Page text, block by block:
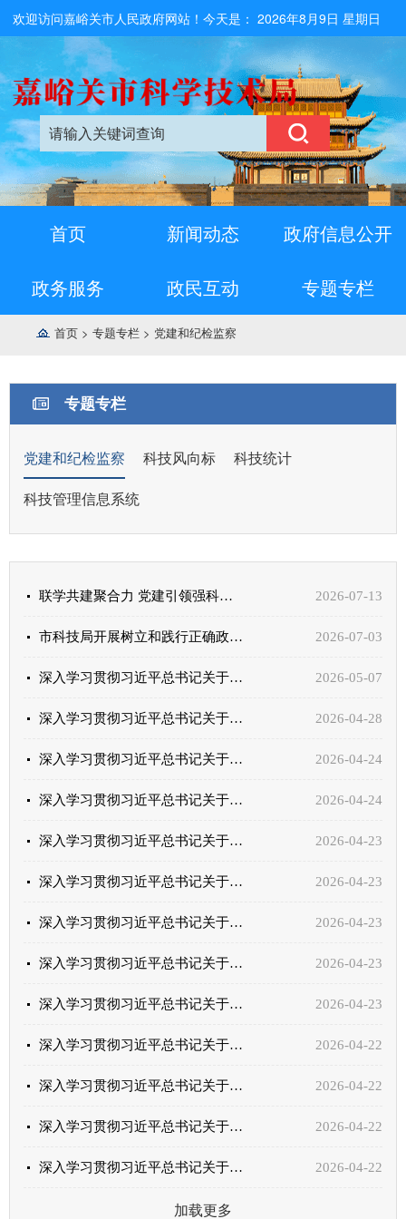
欢迎访问嘉峪关市人民政府网站！今天是：2026年8月9日 星期日
首页 新闻动态 政府信息公开
政务服务 政民互动 专题专栏
首页 > 专题专栏 > 党建和纪检监察
专题专栏
党建和纪检监察 科技风向标 科技统计
科技管理信息系统
联学共建聚合力 党建引领强科技——嘉峪关市与中核四0四公司科技系统党支部联合开展聚力共建“强科技... 2026-07-13
市科技局开展树立和践行正确政绩观学习教育专题党课——以正确政绩观推动“十五五”科技创新良好开局 2026-07-03
深入学习贯彻习近平总书记关于树立和践行正确政绩观的重要论述㉔抓好党建是本职 2026-05-07
深入学习贯彻习近平总书记关于树立和践行正确政绩观的重要论述‌㉓把专责监督履行好 2026-04-28
深入学习贯彻习近平总书记关于树立和践行正确政绩观的重要论述㉒抓住主体责任“牛鼻子” 2026-04-24
深入学习贯彻习近平总书记关于树立和践行正确政绩观的重要论述㉑高质量发展需要高质量党建来引领 2026-04-24
深入学习贯彻习近平总书记关于树立和践行正确政绩观的重要论述⑳坚持系统观念 善于“弹钢琴” 2026-04-23
深入学习贯彻习近平总书记关于树立和践行正确政绩观的重要论述⑲按规律办事 按规矩做事 2026-04-23
深入学习贯彻习近平总书记关于树立和践行正确政绩观的重要论述⑱把干净和担当、勤政和廉政统一起来 2026-04-23
深入学习贯彻习近平总书记关于树立和践行正确政绩观的重要论述⑰崇尚实干 狠抓落实 2026-04-23
深入学习贯彻习近平总书记关于树立和践行正确政绩观的重要论述⑯一张蓝图绘到底 2026-04-23
深入学习贯彻习近平总书记关于树立和践行正确政绩观的重要论述⑮千方百计为群众排忧解难 2026-04-22
深入学习贯彻习近平总书记关于树立和践行正确政绩观的重要论述⑭做矢志为民造福的无私奉献者 2026-04-22
深入学习贯彻习近平总书记关于树立和践行正确政绩观的重要论述⑬对党中央定下来的事扭住不放、狠抓落实 2026-04-22
深入学习贯彻习近平总书记关于树立和践行正确政绩观的重要论述⑫走好新时代党的群众路线 2026-04-22
加载更多